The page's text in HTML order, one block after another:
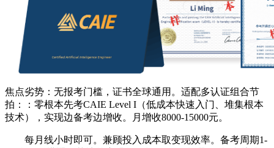
焦点劣势：无报考门槛，证书全球通用。适配多认证组合节
拍：：零根本先考CAIE Level I（低成本快速入门、堆集根本
技术），实现边备考边增收。月增收8000-15000元。
每月线小时即可。兼顾投入成本取变现效率。备考周期1-